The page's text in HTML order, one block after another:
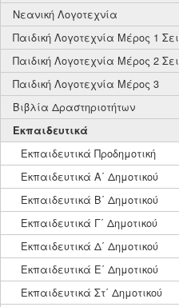
Νεανική Λογοτεχνία
Παιδική Λογοτεχνία Μέρος 1
Παιδική Λογοτεχνία Μέρος 2
Παιδική Λογοτεχνία Μέρος 3
Βιβλία Δραστηριοτήτων
Εκπαιδευτικά
Εκπαιδευτικά Προδημοτική
Εκπαιδευτικά Α΄ Δημοτικού
Εκπαιδευτικά Β΄ Δημοτικού
Εκπαιδευτικά Γ΄ Δημοτικού
Εκπαιδευτικά Δ΄ Δημοτικού
Εκπαιδευτικά Ε΄ Δημοτικού
Εκπαιδευτικά Στ΄ Δημοτικού